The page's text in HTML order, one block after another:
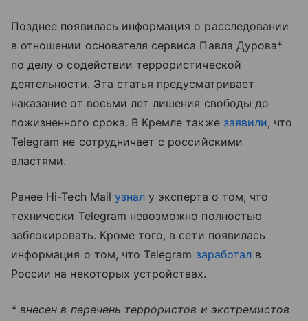
Позднее появилась информация о расследовании
в отношении основателя сервиса Павла Дурова*
по делу о содействии террористической
деятельности. Эта статья предусматривает
наказание от восьми лет лишения свободы до
пожизненного срока. В Кремле также заявили, что
Telegram не сотрудничает с российскими
властями.
Ранее Hi-Tech Mail узнал у эксперта о том, что
технически Telegram невозможно полностью
заблокировать. Кроме того, в сети появилась
информация о том, что Telegram заработалв
России на некоторых устройствах.
* внесен в перечень террористов и экстремистов